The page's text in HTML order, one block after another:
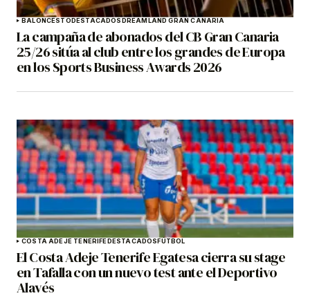
BALONCESTODESTACADOSDREAMLAND GRAN CANARIA
La campaña de abonados del CB Gran Canaria
25/26 sitúa al club entre los grandes de Europa
en los Sports Business Awards 2026
COSTA ADEJE TENERIFEDESTACADOSFÚTBOL
El Costa Adeje Tenerife Egatesa cierra su stage
en Tafalla con un nuevo test ante el Deportivo
Alavés